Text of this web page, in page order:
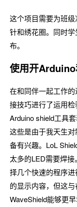
这个项目需要为班
针和绣花圈。同时
布。
使用开
在和同伴一起工作
接技巧进行了运用
Arduino shield工具
这些是由于我天生
备有兴趣。LoL
太多的LED需要焊
择几个快速的程序
的显示内容，但这与
WaveShield能够更